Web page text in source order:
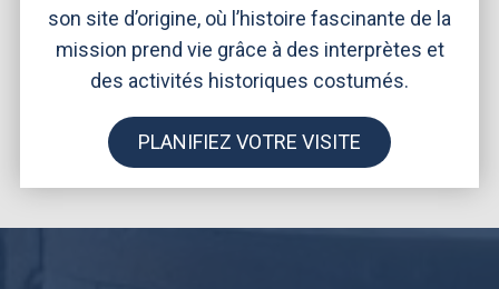
son site d’origine, où l’histoire fascinante de la
mission prend vie grâce à des interprètes et
des activités historiques costumés.
PLANIFIEZ VOTRE VISITE